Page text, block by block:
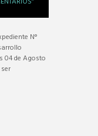
N°
04 de Agosto